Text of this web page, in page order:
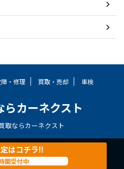
・修理 買取・売却 車検
らカーネクスト
取ならカーネクスト
はコチラ!!
間受付中